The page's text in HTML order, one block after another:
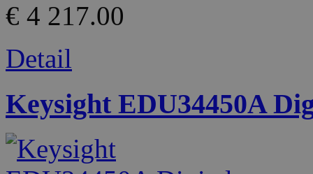
€ 4 217.00
Detail
Keysight EDU34450A